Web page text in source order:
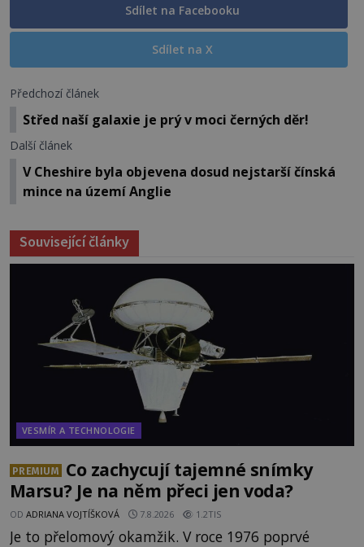
Sdílet na Facebooku
Sdílet na X
Předchozí článek
Střed naší galaxie je prý v moci černých děr!
Další článek
V Cheshire byla objevena dosud nejstarší čínská
mince na území Anglie
Související články
VESMÍR A TECHNOLOGIE
PREMIUM
Co zachycují tajemné snímky
Marsu? Je na něm přeci jen voda?
OD ADRIANA VOJTÍŠKOVÁ 7.8.2026 1.2TIS
Je to přelomový okamžik. V roce 1976 poprvé